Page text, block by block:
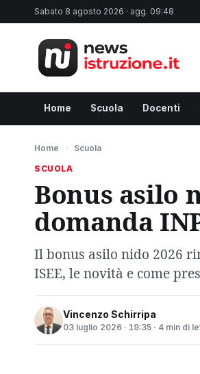
Sabato 8 agosto 2026 · agg. 09:48
Home Scuola Docenti
Home › Scuola
SCUOLA
Bonus asilo
domanda
Il bonus asilo nido 2026
ISEE, le novità e come
Vincenzo Schirripa
03 luglio 2026 · 19:35 · 4 min di